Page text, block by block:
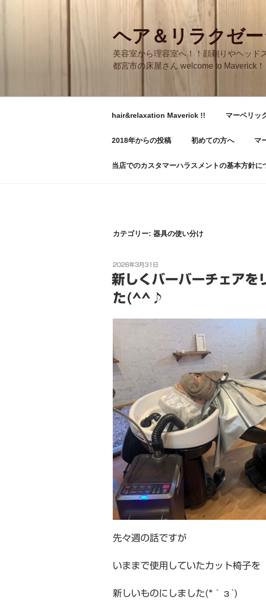
ヘア＆リラクゼ
美容室から理容室へ！！顔剃りやヘッ
都宮市の床屋さん welcome to Maverick！
hair&relaxation Maverick !! マーベリッ
2018年からの投稿 初めての方へ マ
当店でのカスタマーハラスメントの基本方針に
カテゴリー: 器具の使い分け
投
稿
日:
2026年3月31日
新しくバーバーチェアを
た(^^♪
先々週の話ですが
いままで使用していたカット椅子を
新しいものにしました(*´з`)